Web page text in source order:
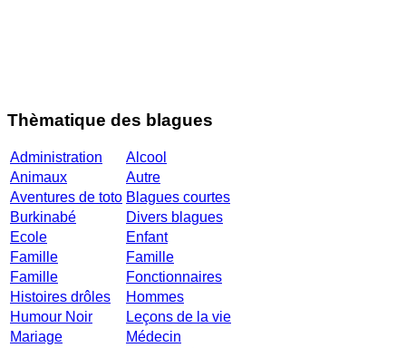
Thèmatique des blagues
Administration
Alcool
Animaux
Autre
Aventures de toto Blagues courtes
Burkinabé
Divers blagues
Ecole
Enfant
Famille
Famille
Famille
Fonctionnaires
Histoires drôles
Hommes
Humour Noir
Leçons de la vie
Mariage
Médecin